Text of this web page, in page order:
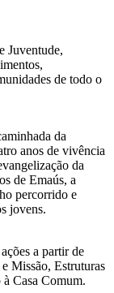
Juventude,
de todo o
da
anos de vivência
da
de Emaús, a
percorrido e
jovens.
a partir de
Missão, Estruturas
Casa Comum.